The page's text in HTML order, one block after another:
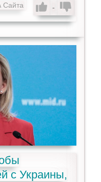
-
Сайта
с Украины,